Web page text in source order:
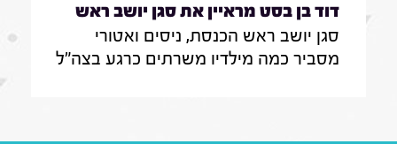
דוד בן בסט מראיין את סגן יושב ראש
הכנסת, ניסים ואטורי|31.7.26
סגן יושב ראש הכנסת, ניסים ואטורי
מסביר כמה מילדיו משרתים כרגע בצה"ל